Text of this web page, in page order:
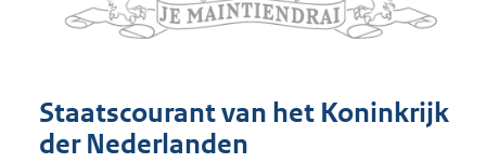
Staatscourant van het Koninkrijk
der Nederlanden